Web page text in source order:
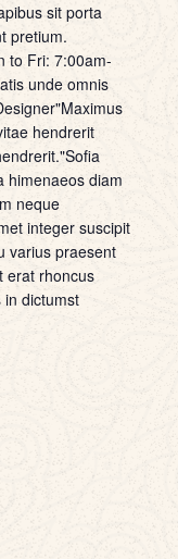
sit porta
pretium.
to Fri: 7:00am-
unde omnis
hendrerit
himenaeos diam
neque
integer suscipit
varius praesent
erat rhoncus
in dictumst